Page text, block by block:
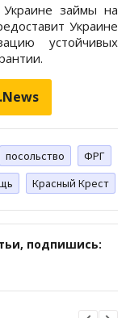
Украине займы на
Украине
устойчивых
посольство
ФРГ
Красный Крест
подпишись: